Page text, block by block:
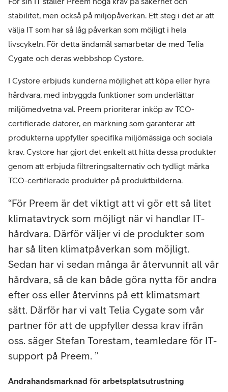
stabilitet, men också på miljöpåverkan. Ett steg i det är att
välja IT som har så låg påverkan som möjligt i hela
livscykeln. För detta ändamål samarbetar de med Telia
Cygate och deras webbshop Cystore.
I Cystore erbjuds kunderna möjlighet att köpa eller hyra
hårdvara, med inbyggda funktioner som underlättar
miljömedvetna val. Preem prioriterar inköp av TCO-
certifierade datorer, en märkning som garanterar att
produkterna uppfyller specifika miljömässiga och sociala
krav. Cystore har gjort det enkelt att hitta dessa produkter
genom att erbjuda filtreringsalternativ och tydligt märka
TCO-certifierade produkter på produktbilderna.
För Preem är det viktigt att vi gör ett så litet
klimatavtryck som möjligt när vi handlar IT-
hårdvara. Därför väljer vi de produkter som
har så liten klimatpåverkan som möjligt.
Sedan har vi sedan många år återvunnit all vår
hårdvara, så de kan både göra nytta för andra
efter oss eller återvinns på ett klimatsmart
sätt. Därför har vi valt Telia Cygate som vår
partner för att de uppfyller dessa krav ifrån
oss. säger Stefan Torestam, teamledare för IT-
support på Preem.
Andrahandsmarknad för arbetsplatsutrustning